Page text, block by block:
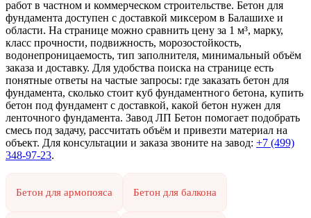
работ в частном и коммерческом строительстве. Бетон для
фундамента доступен с доставкой миксером в Балашихе и
области. На странице можно сравнить цену за 1 м³, марку,
класс прочности, подвижность, морозостойкость,
водонепроницаемость, тип заполнителя, минимальный объём
заказа и доставку. Для удобства поиска на странице есть
понятные ответы на частые запросы: где заказать бетон для
фундамента, сколько стоит куб фундаментного бетона, купить
бетон под фундамент с доставкой, какой бетон нужен для
ленточного фундамента. Завод ЛП Бетон помогает подобрать
смесь под задачу, рассчитать объём и привезти материал на
объект. Для консультации и заказа звоните на завод: +7 (499)
348-97-23.
Бетон для армопояса Бетон для балкона